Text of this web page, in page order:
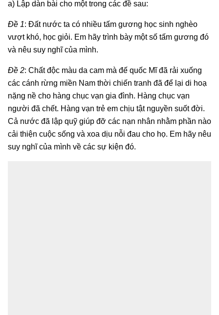
a) Lập dàn bài cho một trong các đề sau:
Đề 1: Đất nước ta có nhiều tấm gương học sinh nghèo
vượt khó, học giỏi. Em hãy trình bày một số tấm gương đó
và nêu suy nghĩ của mình.
Đề 2: Chất độc màu da cam mà đế quốc Mĩ đã rải xuống
các cánh rừng miền Nam thời chiến tranh đã để lại di hoạ
nặng nề cho hàng chục vạn gia đình. Hàng chục vạn
người đã chết. Hàng vạn trẻ em chịu tật nguyền suốt đời.
Cả nước đã lập quỹ giúp đỡ các nạn nhân nhằm phần nào
cải thiện cuộc sống và xoa dịu nỗi đau cho họ. Em hãy nêu
suy nghĩ của mình về các sự kiện đó.